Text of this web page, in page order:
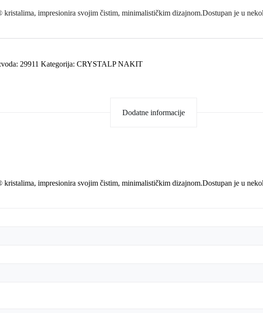
impresionira svojim čistim, minimalističkim dizajnom.Dostupan je u
29911 Kategorija: CRYSTALP NAKIT
Dodatne informacije
impresionira svojim čistim, minimalističkim dizajnom.Dostupan je u